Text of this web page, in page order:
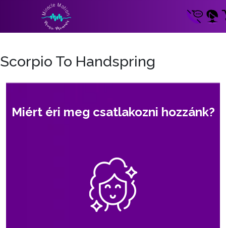
Scorpio To Handspring
Miért éri meg csatlakozni hozzánk?